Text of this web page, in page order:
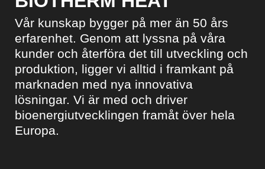
Vår kunskap bygger på mer än 50 års
erfarenhet. Genom att lyssna på våra
kunder och återföra det till utveckling och
produktion, ligger vi alltid i framkant på
marknaden med nya innovativa
lösningar. Vi är med och driver
bioenergiutvecklingen framåt över hela
Europa.